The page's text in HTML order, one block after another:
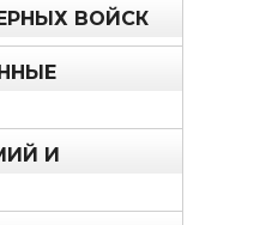
ВОЙСК
И